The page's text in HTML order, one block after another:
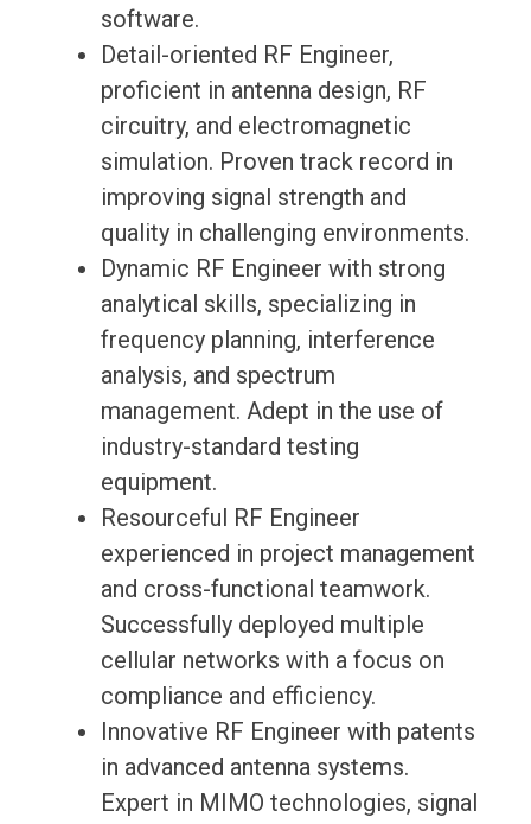
software.
Detail-oriented RF Engineer,
proficient in antenna design, RF
circuitry, and electromagnetic
simulation. Proven track record in
improving signal strength and
quality in challenging environments.
Dynamic RF Engineer with strong
analytical skills, specializing in
frequency planning, interference
analysis, and spectrum
management. Adept in the use of
industry-standard testing
equipment.
Resourceful RF Engineer
experienced in project management
and cross-functional teamwork.
Successfully deployed multiple
cellular networks with a focus on
compliance and efficiency.
Innovative RF Engineer with patents
in advanced antenna systems.
Expert in MIMO technologies, signal